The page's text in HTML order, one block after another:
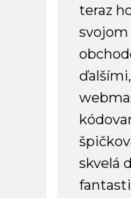
teraz
skvelá